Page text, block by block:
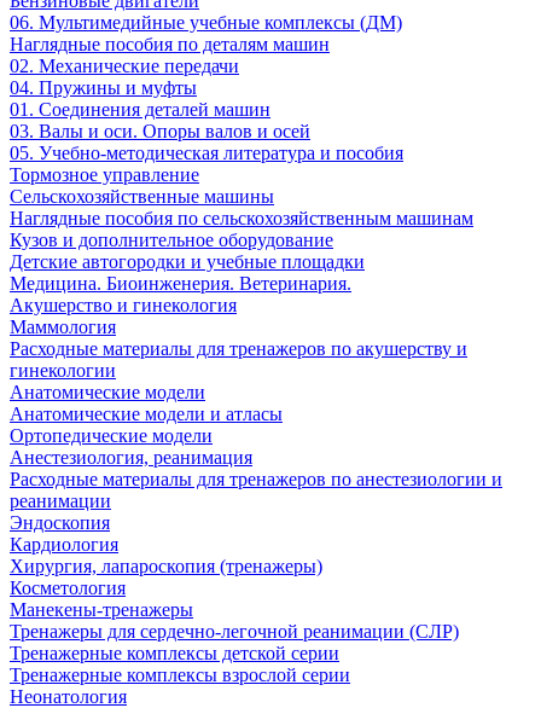
06. Мультимедийные учебные комплексы (ДМ)
Наглядные пособия по деталям машин
02. Механические передачи
04. Пружины и муфты
01. Соединения деталей машин
03. Валы и оси. Опоры валов и осей
05. Учебно-методическая литература и пособия
Тормозное управление
Сельскохозяйственные машины
Наглядные пособия по сельскохозяйственным машинам
Кузов и дополнительное оборудование
Детские автогородки и учебные площадки
Медицина. Биоинженерия. Ветеринария.
Акушерство и гинекология
Маммология
Расходные материалы для тренажеров по акушерству и
гинекологии
Анатомические модели
Анатомические модели и атласы
Ортопедические модели
Анестезиология, реанимация
Расходные материалы для тренажеров по анестезиологии и
реанимации
Эндоскопия
Кардиология
Хирургия, лапароскопия (тренажеры)
Косметология
Манекены-тренажеры
Тренажеры для сердечно-легочной реанимации (СЛР)
Тренажерные комплексы детской серии
Тренажерные комплексы взрослой серии
Неонатология